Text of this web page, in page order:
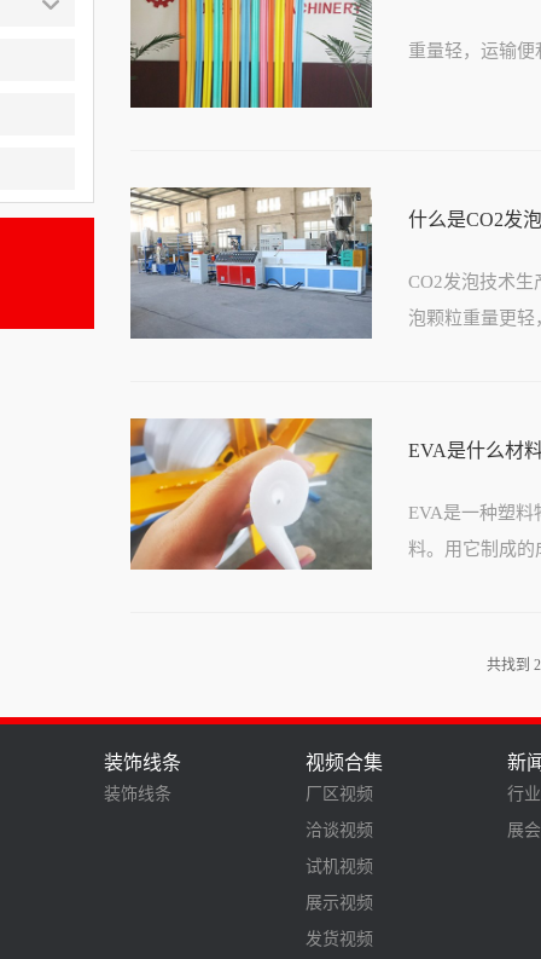
重量轻，运输
什么是CO2发
CO2发泡技术生
泡颗粒重量更
EVA是什么材
EVA是一种塑料
料。用它制成的
共找到 2
装饰线条
装饰线条
视频合集
厂区视频
洽谈视频
试机视频
展示视频
发货视频
新
行
展